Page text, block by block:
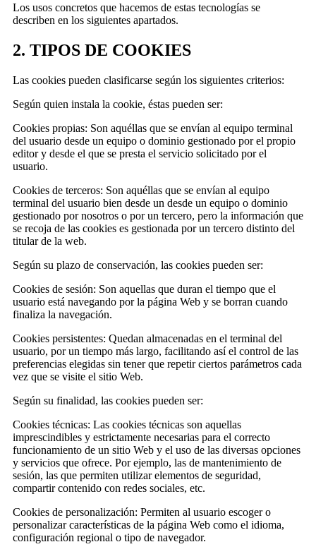
Los usos concretos que hacemos de estas tecnologías se
describen en los siguientes apartados.
2. TIPOS DE COOKIES
Las cookies pueden clasificarse según los siguientes criterios:
Según quien instala la cookie, éstas pueden ser:
Cookies propias: Son aquéllas que se envían al equipo terminal
del usuario desde un equipo o dominio gestionado por el propio
editor y desde el que se presta el servicio solicitado por el
usuario.
Cookies de terceros: Son aquéllas que se envían al equipo
terminal del usuario bien desde un desde un equipo o dominio
gestionado por nosotros o por un tercero, pero la información que
se recoja de las cookies es gestionada por un tercero distinto del
titular de la web.
Según su plazo de conservación, las cookies pueden ser:
Cookies de sesión: Son aquellas que duran el tiempo que el
usuario está navegando por la página Web y se borran cuando
finaliza la navegación.
Cookies persistentes: Quedan almacenadas en el terminal del
usuario, por un tiempo más largo, facilitando así el control de las
preferencias elegidas sin tener que repetir ciertos parámetros cada
vez que se visite el sitio Web.
Según su finalidad, las cookies pueden ser:
Cookies técnicas: Las cookies técnicas son aquellas
imprescindibles y estrictamente necesarias para el correcto
funcionamiento de un sitio Web y el uso de las diversas opciones
y servicios que ofrece. Por ejemplo, las de mantenimiento de
sesión, las que permiten utilizar elementos de seguridad,
compartir contenido con redes sociales, etc.
Cookies de personalización: Permiten al usuario escoger o
personalizar características de la página Web como el idioma,
configuración regional o tipo de navegador.